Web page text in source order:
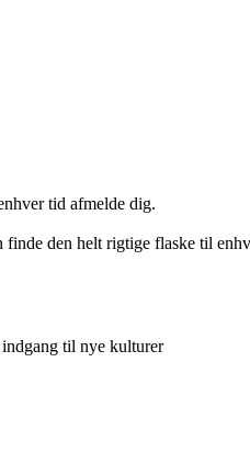
tid afmelde dig.
den helt rigtige flaske til
til nye kulturer